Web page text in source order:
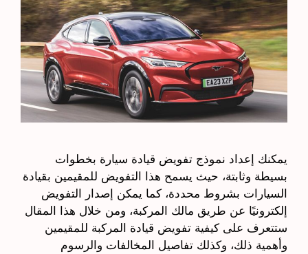
يمكنك إعداد نموذج تفويض قيادة سيارة بخطوات
بسيطة وثابتة، حيث يسمح هذا التفويض للمقيمين بقيادة
السيارات بشروط محددة، كما يمكن إصدار التفويض
إلكترونيًا عن طريق مالك المركبة، ومن خلال هذا المقال
ستتعرف على كيفية تفويض قيادة المركبة للمقيمين
وأهمية ذلك، وكذلك تفاصيل المخالفات والرسوم